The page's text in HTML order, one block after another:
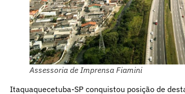
Assessoria de Imprensa Fiamini
Itaquaquecetuba-SP conquistou posição de